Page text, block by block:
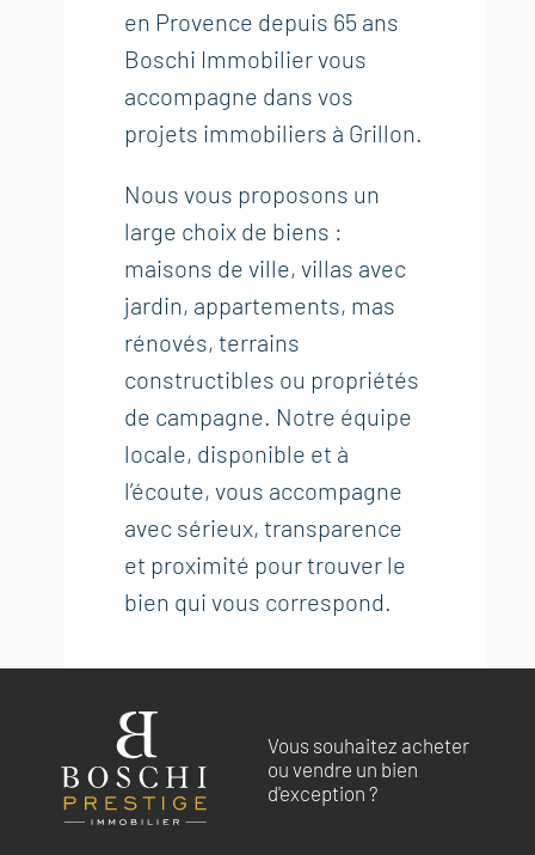
en Provence depuis 65 ans
Boschi Immobilier vous
accompagne dans vos
projets immobiliers à Grillon.
Nous vous proposons un
large choix de biens :
maisons de ville, villas avec
jardin, appartements, mas
rénovés, terrains
constructibles ou propriétés
de campagne. Notre équipe
locale, disponible et à
l’écoute, vous accompagne
avec sérieux, transparence
et proximité pour trouver le
bien qui vous correspond.
Vous souhaitez acheter
ou vendre un bien
d'exception ?